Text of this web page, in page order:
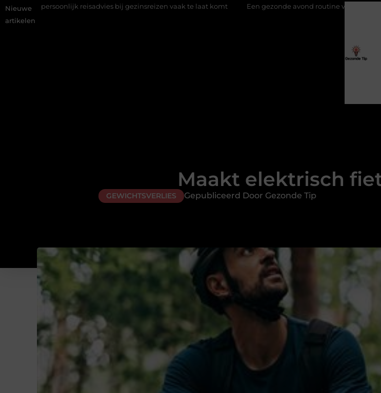
Nieuwe
artikelen
reisadvies bij gezinsreizen vaak te laat komt Een gezonde avond routine voor een diepe en
Maakt elektrisch
GEWICHTSVERLIES Gepubliceerd Door Gezonde Tip